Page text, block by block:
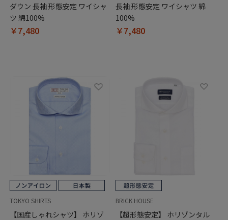
ダウン 長袖 形態安定 ワイシャ
ツ 綿100%
￥7,480
長袖 形態安定 ワイシャツ 綿
100%
￥7,480
TOKYO SHIRTS
【国産しゃれシャツ】 ホリゾ
BRICK HOUSE
【超形態安定】 ホリゾンタル